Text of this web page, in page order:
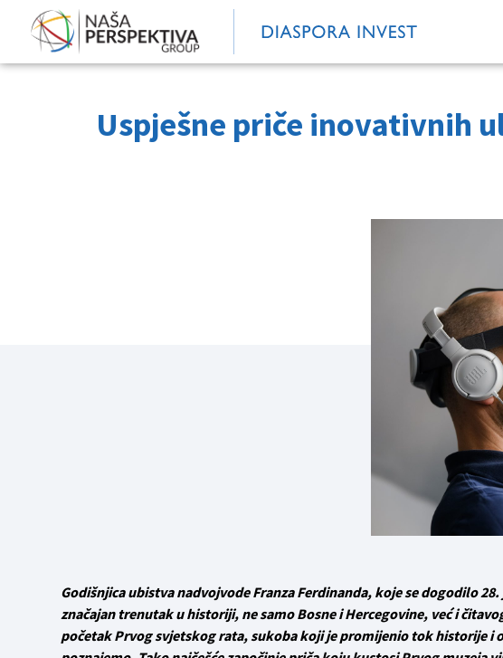
Uspješne priče inovativnih
Godišnjica ubistva nadvojvode Franza Ferdinanda, koje se dogodilo
značajan trenutak u historiji, ne samo Bosne i Hercegovine, već i
početak Prvog svjetskog rata, sukoba koji je promijenio tok historije i